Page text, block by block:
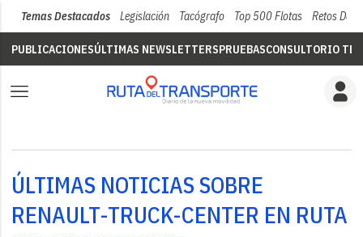
Temas Destacados Legislación Tacógrafo Top 500 Flotas Retos Del
PUBLICACIONESÚLTIMAS NEWSLETTERSPRUEBASCONSULTORIO
ÚLTIMAS NOTICIAS SOBRE
RENAULT-TRUCK-CENTER EN RUTA